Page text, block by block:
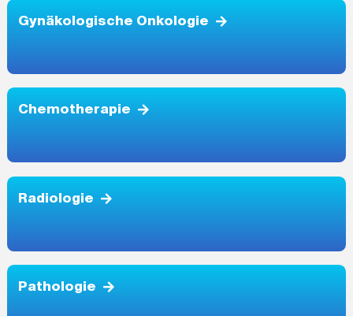
Gynäkologische Onkologie
Chemotherapie
Radiologie
Pathologie